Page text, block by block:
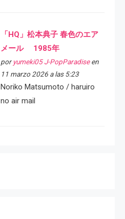
「HQ」松本典子 春色のエア
メール 1985年
por yumeki05 J-PopParadiseen
11 marzo 2026 a las 5:23
Noriko Matsumoto / haruiro
no air mail